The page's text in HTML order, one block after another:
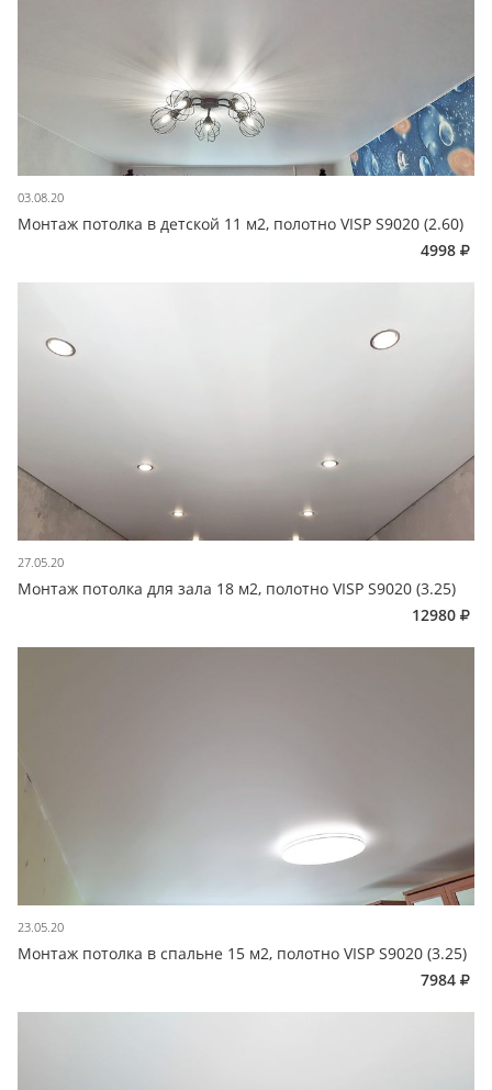
03.08.20
Монтаж потолка в детской 11 м2, полотно VISP S9020 (2.60)
4998
27.05.20
Монтаж потолка для зала 18 м2, полотно VISP S9020 (3.25)
12980
23.05.20
Монтаж потолка в спальне 15 м2, полотно VISP S9020 (3.25)
7984